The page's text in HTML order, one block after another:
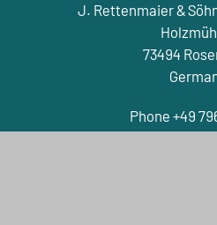
J. Rettenmaier &
73494
Phone +49